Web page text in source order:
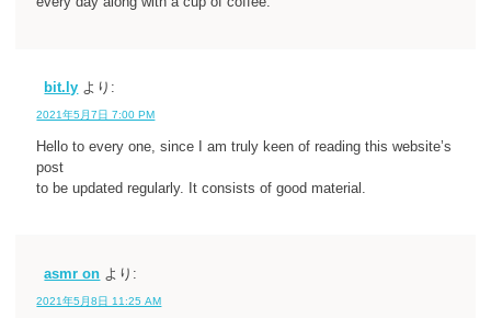
bit.ly より:
2021年5月7日 7:00 PM
Hello to every one, since I am truly keen of reading this website’s
post
to be updated regularly. It consists of good material.
asmr on より:
2021年5月8日 11:25 AM